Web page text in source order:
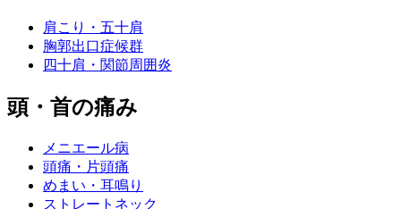
肩こり・五十肩
胸郭出口症候群
四十肩・関節周囲炎
頭・首の痛み
メニエール病
頭痛・片頭痛
めまい・耳鳴り
ストレートネック